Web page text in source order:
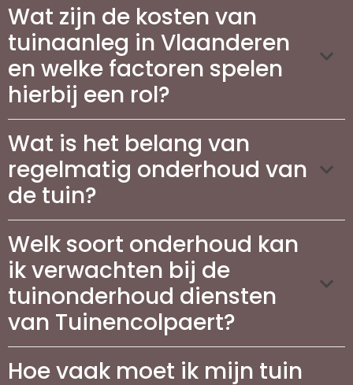
Wat zijn de kosten van
tuinaanleg in Vlaanderen
en welke factoren spelen
hierbij een rol?
Wat is het belang van
regelmatig onderhoud van
de tuin?
Welk soort onderhoud kan
ik verwachten bij de
tuinonderhoud diensten
van Tuinencolpaert?
Hoe vaak moet ik mijn tuin